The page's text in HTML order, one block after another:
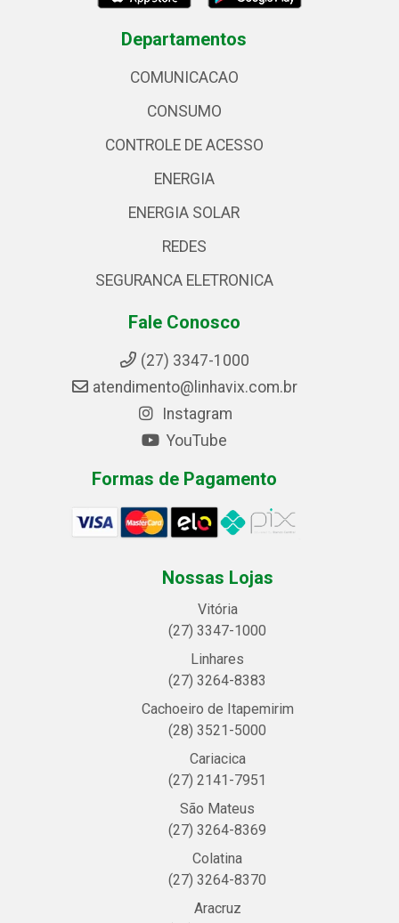
Departamentos
COMUNICACAO
CONSUMO
CONTROLE DE ACESSO
ENERGIA
ENERGIA SOLAR
REDES
SEGURANCA ELETRONICA
Fale Conosco
(27) 3347-1000
atendimento@linhavix.com.br
Instagram
YouTube
Formas de Pagamento
Nossas Lojas
Vitória
(27) 3347-1000
Linhares
(27) 3264-8383
Cachoeiro de Itapemirim
(28) 3521-5000
Cariacica
(27) 2141-7951
São Mateus
(27) 3264-8369
Colatina
(27) 3264-8370
Aracruz